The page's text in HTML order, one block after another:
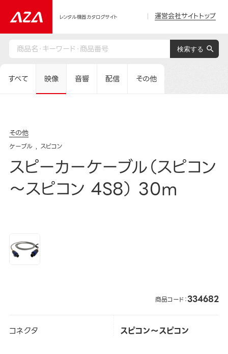
レンタル機器カタログサイト 運営会社サイトトップ
すべて 映像 音響 配信 その他
その他
ケーブル スピコン
スピーカーケーブル（スピコン
～スピコン 4S8） 30m
商品コード：334682
コネクタ スピコン～スピコン